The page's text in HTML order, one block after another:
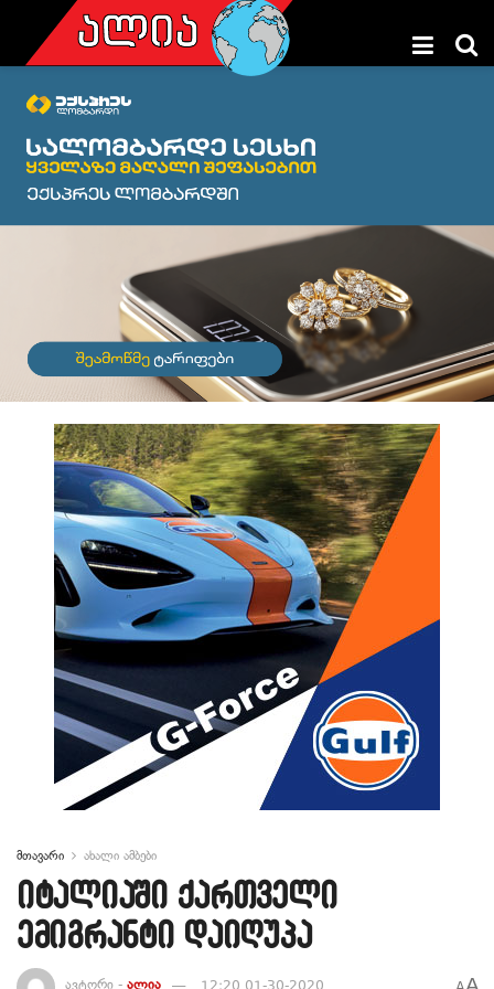
მთავარი ახალი ამბები
იტალიაში ქართველი
ემიგრანტი დაიღუპა
ავტორი - ალია 12:20 01-30-2020